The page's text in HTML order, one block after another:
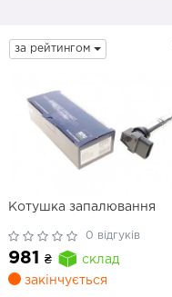
за рейтингом
Котушка запалювання
0 відгуків
981 ₴
склад
закінчується